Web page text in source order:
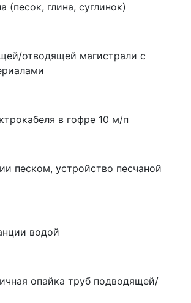
(песок, глина, суглинок)
отводящей магистрали с
в гофре 10 м/п
песком, устройство песчаной
водой
опайка труб подводящей/